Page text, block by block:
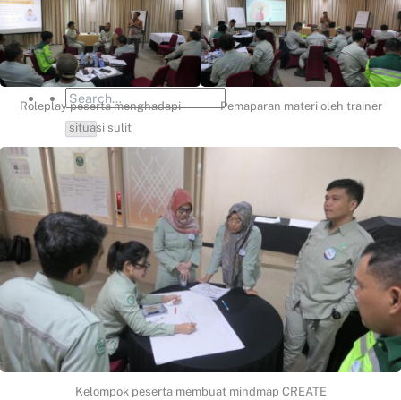
Artikel
Hubungi
Roleplay peserta menghadapi
situasi sulit
Pemaparan materi oleh trainer
Kelompok peserta membuat mindmap CREATE